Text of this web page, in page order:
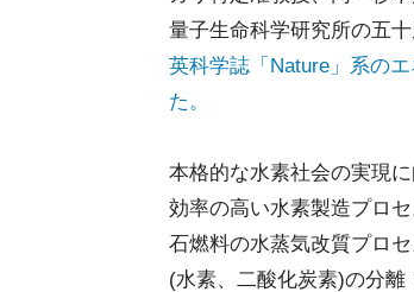
量子生命科学研究所の五
英科学誌「Nature」系の
た。
本格的な水素社会の実現
効率の高い水素製造プロ
石燃料の水蒸気改質プロ
(水素、二酸化炭素)の分